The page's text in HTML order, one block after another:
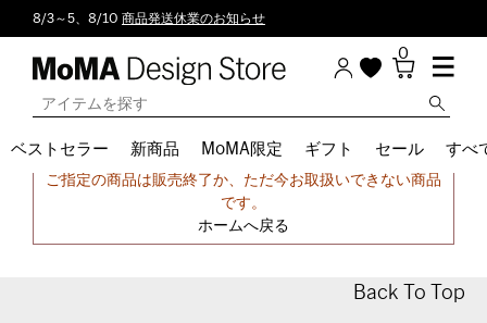
8/3～5、8/10 商品発送休業のお知らせ
0
ベストセラー 新商品 MoMA限定 ギフト セール すべ
申し訳ございません。
ご指定の商品は販売終了か、ただ今お取扱いできない商品
です。
ホームへ戻る
Back To Top